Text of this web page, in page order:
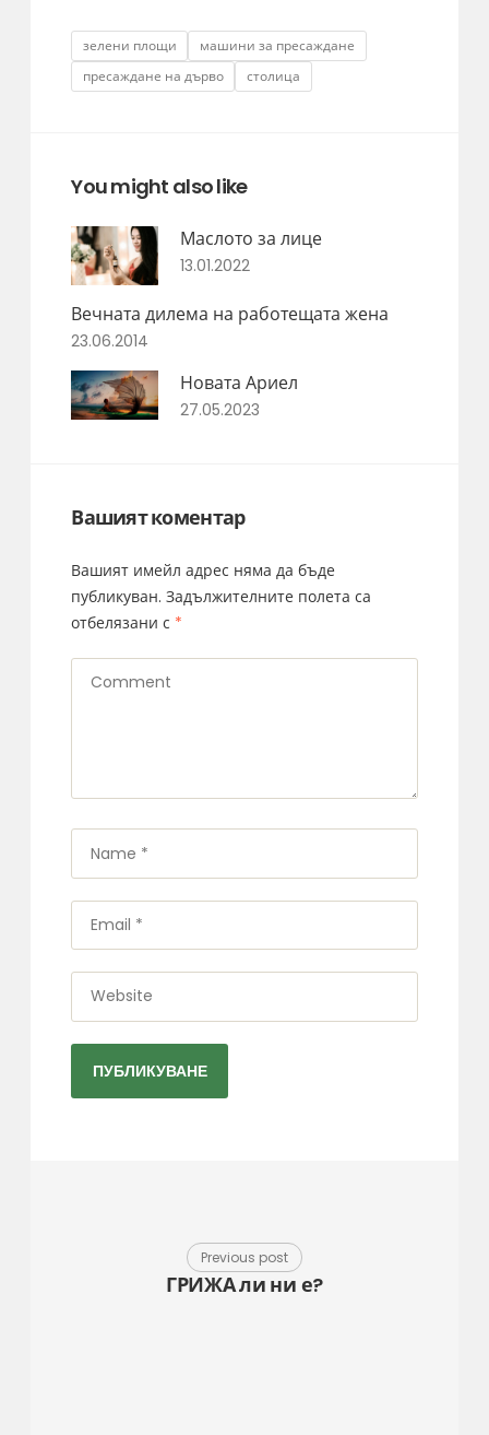
Tags
зелени площи
машини за пресаждане
пресаждане на дърво
столица
You might also like
Маслото за лице
13.01.2022
Вечната дилема на работещата жена
23.06.2014
Новата Ариел
27.05.2023
Вашият коментар
Вашият имейл адрес няма да бъде
публикуван. Задължителните полета са
отбелязани с *
Comment
Name
*
Email
*
Website
Previous post
ГРИЖА ли ни е?